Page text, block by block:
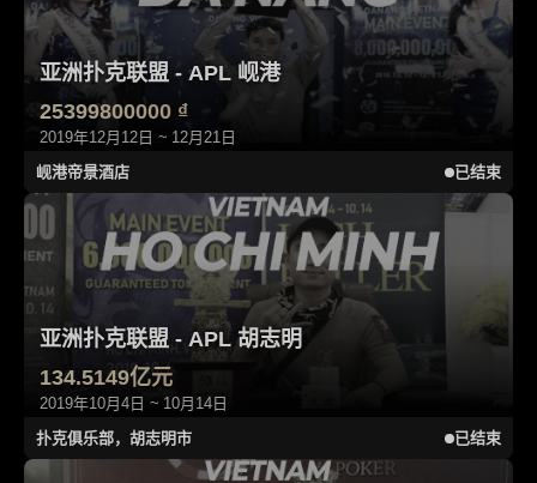
亚洲扑克联盟 - APL 岘港
25399800000 ₫
2019年12月12日 ~ 12月21日
岘港帝景酒店
已结束
亚洲扑克联盟 - APL 胡志明
134.5149亿元
2019年10月4日 ~ 10月14日
扑克俱乐部，胡志明市
已结束